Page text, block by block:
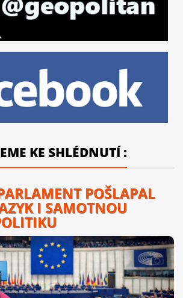
KE SHLÉDNUTÍ :
POŠLAPAL
I SAMOTNOU